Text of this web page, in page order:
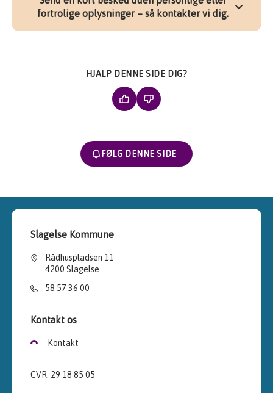
fortrolige oplysninger – så kontakter vi dig.
HJALP DENNE SIDE DIG?
FØLG DENNE SIDE
Slagelse Kommune
Rådhuspladsen 11
4200 Slagelse
58 57 36 00
Kontakt os
Kontakt
CVR. 29 18 85 05